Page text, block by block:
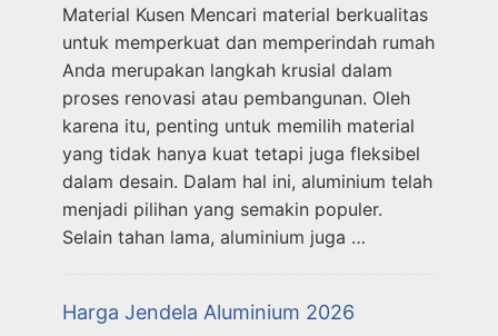
Material Kusen Mencari material berkualitas
untuk memperkuat dan memperindah rumah
Anda merupakan langkah krusial dalam
proses renovasi atau pembangunan. Oleh
karena itu, penting untuk memilih material
yang tidak hanya kuat tetapi juga fleksibel
dalam desain. Dalam hal ini, aluminium telah
menjadi pilihan yang semakin populer.
Selain tahan lama, aluminium juga …
Harga Jendela Aluminium 2026